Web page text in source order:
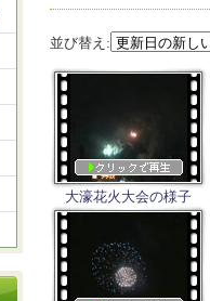
並び替え:
大濠花火大会の様子